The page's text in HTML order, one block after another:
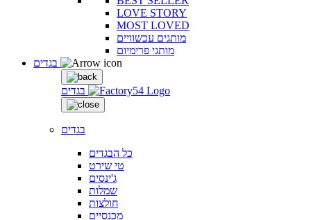
LOVE STORY
MOST LOVED
מותגים עכשוויים
מותגי פרימיום
בגדים
בגדים
כל הבגדים
טי שירט
ג'ינסים
שמלות
חולצות
מכנסיים